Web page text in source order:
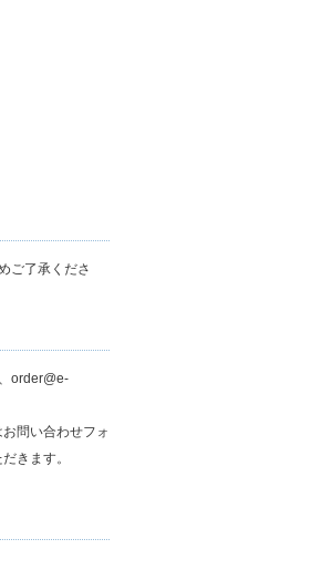
ご了承くださ
order@e-
問い合わせフォ
きます。